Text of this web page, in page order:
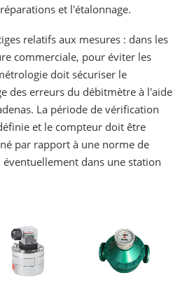
et l'étalonnage.
relatifs aux mesures : dans les
commerciale, pour éviter les
doit sécuriser le
des erreurs du débitmètre à l'aide
La période de vérification
et le compteur doit être
par rapport à une norme de
dans une station